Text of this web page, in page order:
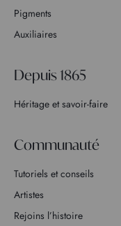
Pigments
Auxiliaires
Depuis 1865
Héritage et savoir-faire
Communauté
Tutoriels et conseils
Artistes
Rejoins l’histoire